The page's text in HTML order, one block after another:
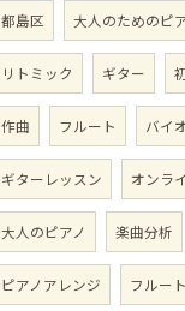
都島区 大人のためのピ
リトミック ギター
作曲 フルート バイ
ギターレッスン オンラ
大人のピアノ 楽曲分析
ピアノアレンジ フルー